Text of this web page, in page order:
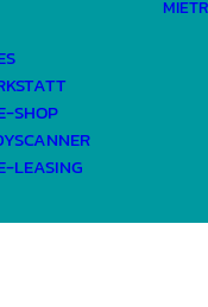
SHOP
LEASING